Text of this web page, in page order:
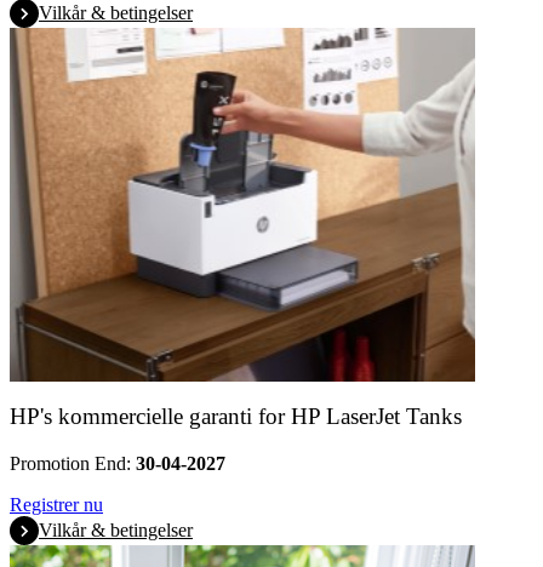
Vilkår & betingelser
HP's kommercielle garanti for HP LaserJet Tanks
Promotion End: 30-04-2027
Registrer nu
Vilkår & betingelser